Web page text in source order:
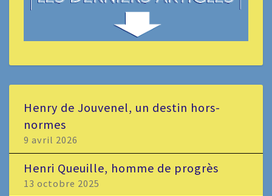
Henry de Jouvenel, un destin hors-
normes
9 avril 2026
Henri Queuille, homme de progrès
13 octobre 2025